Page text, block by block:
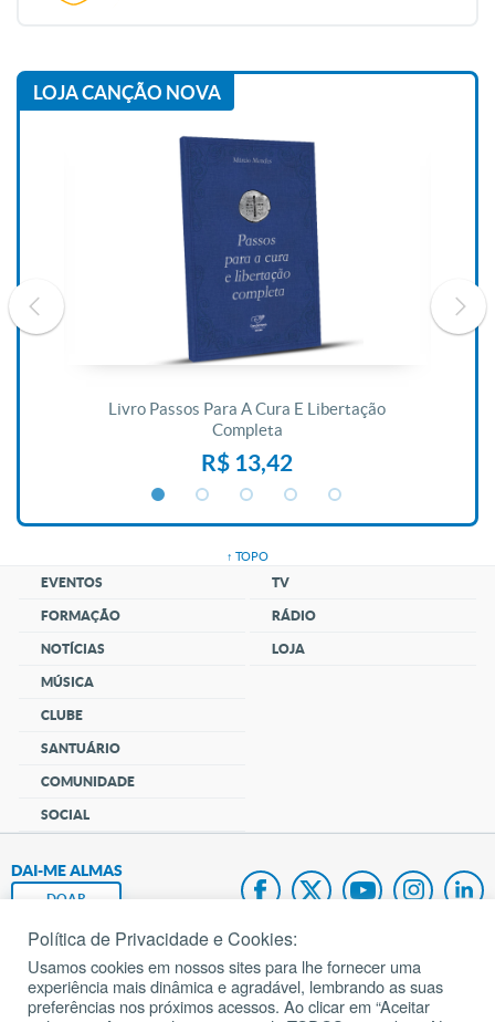
LOJA CANÇÃO NOVA
Livro Passos Para A Cura E Libertação
Completa
R$ 13,42
↑ TOPO
EVENTOS
FORMAÇÃO
NOTÍCIAS
MÚSICA
CLUBE
SANTUÁRIO
COMUNIDADE
SOCIAL
TV
RÁDIO
LOJA
DAI-ME ALMAS
DOAR
Fundação João Paulo II
Pedido de Oração
Política de Privacidade e Cookies:
Usamos cookies em nossos sites para lhe fornecer uma
experiência mais dinâmica e agradável, lembrando as suas
preferências nos próximos acessos. Ao clicar em “Aceitar